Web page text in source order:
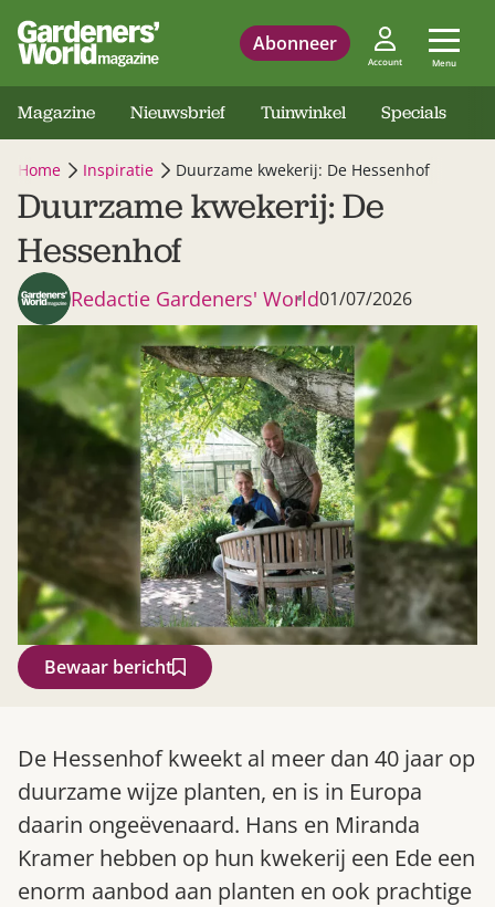
Abonneer
Account Menu
Magazine Nieuwsbrief Tuinwinkel Specials
Home Inspiratie Duurzame kwekerij: De Hessenhof
Duurzame kwekerij: De
Hessenhof
Redactie Gardeners' World01/07/2026
Bewaar bericht
De Hessenhof kweekt al meer dan 40 jaar op
duurzame wijze planten, en is in Europa
daarin ongeëvenaard. Hans en Miranda
Kramer hebben op hun kwekerij een Ede een
enorm aanbod aan planten en ook prachtige